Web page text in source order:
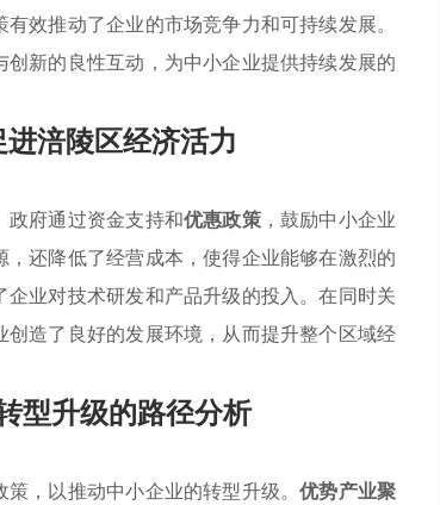
效推动了企业的市场竞争力和可持续发展。
新的良性互动，为中小企业提供持续发展的
涪陵区经济活力
政府通过资金支持和优惠政策，鼓励中小企业
还降低了经营成本，使得企业能够在激烈的
业对技术研发和产品升级的投入。在同时关
造了良好的发展环境，从而提升整个区域经
型升级的路径分析
，以推动中小企业的转型升级。优势产业聚